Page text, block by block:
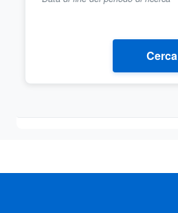
Cerca